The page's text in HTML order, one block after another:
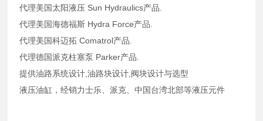
代理美国太阳液压 Sun Hydraulics产品.
代理美国海德福斯 Hydra Force产品.
代理美国科迈拓 Comatrol产品.
代理德国派克柱塞泵 Parker产品.
提供油路系统设计,油路块设计,阀块设计与选型
液压油缸，经销力士乐、派克、中国台湾北部等液压元件